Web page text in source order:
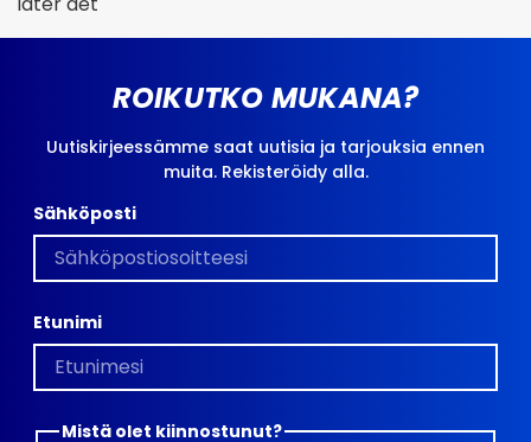
ROIKUTKO MUKANA?
Uutiskirjeessämme saat uutisia ja tarjouksia ennen
muita. Rekisteröidy alla.
Sähköposti
Etunimi
Mistä olet kiinnostunut?